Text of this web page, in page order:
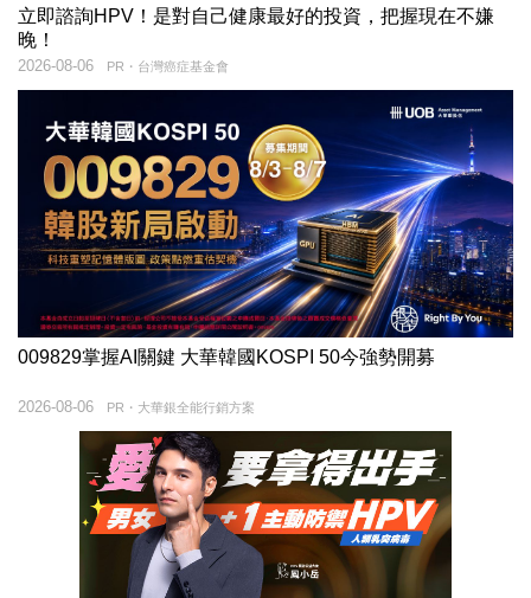
立即諮詢HPV！是對自己健康最好的投資，把握現在不嫌
晚！
PR・台灣癌症基金會
2026-08-06
009829掌握AI關鍵 大華韓國KOSPI 50今強勢開募
PR・大華銀全能行銷方案
2026-08-06